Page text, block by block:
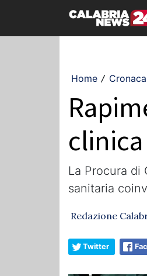
Home /
La Procura
sanitaria
Redazione
Twitter